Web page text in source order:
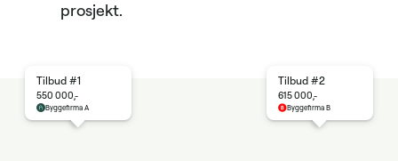
prosjekt.
Tilbud #1
550 000,-
Byggefirma A
Tilbud #2
615 000,-
Byggefirma B